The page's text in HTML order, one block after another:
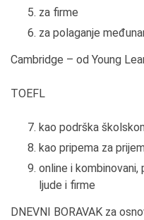
za firme
za polaganje
Cambridge – od Young
TOEFL
kao podrška
kao pripema za
online i
ljude i firme
DNEVNI BORAVAK za